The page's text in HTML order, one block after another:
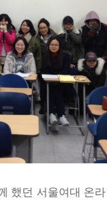
했던 서울여대 온